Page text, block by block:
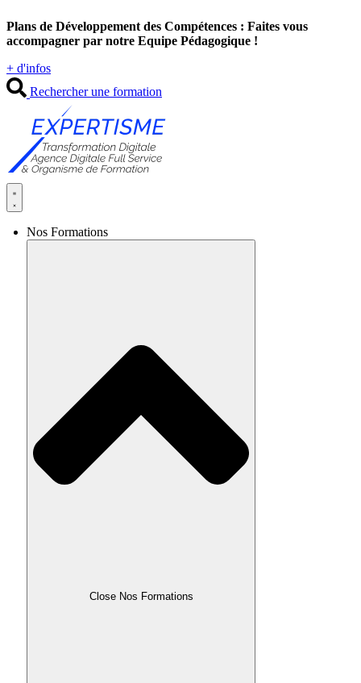
au
contenu
Plans de Développement des Compétences : Faites vous
accompagner par notre Equipe Pédagogique !
+ d'infos
Rechercher une formation
Nos Formations
Close Nos Formations